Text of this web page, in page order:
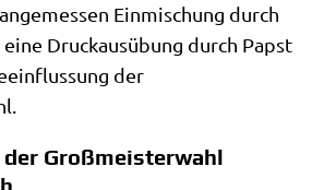
Ein­mi­schung durch
Druck­aus­übung durch Papst
der
Großmeisterwahl